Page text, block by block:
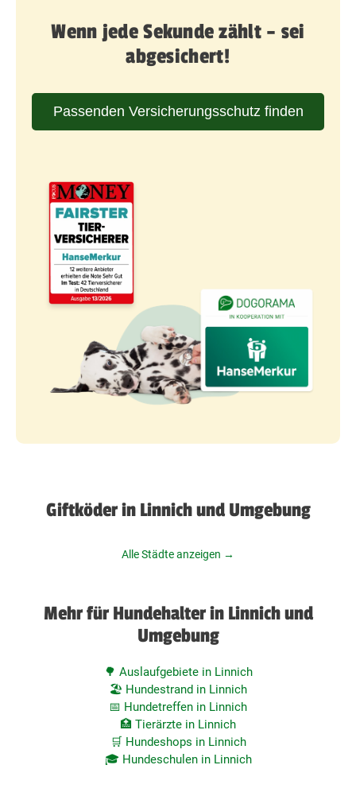
Wenn jede Sekunde zählt – sei
abgesichert!
Passenden Versicherungsschutz finden
Giftköder in Linnich und Umgebung
Alle Städte anzeigen →
Mehr für Hundehalter in Linnich und
Umgebung
🌳 Auslaufgebiete in Linnich
🏖️ Hundestrand in Linnich
📅 Hundetreffen in Linnich
🏥 Tierärzte in Linnich
🛒 Hundeshops in Linnich
🎓 Hundeschulen in Linnich